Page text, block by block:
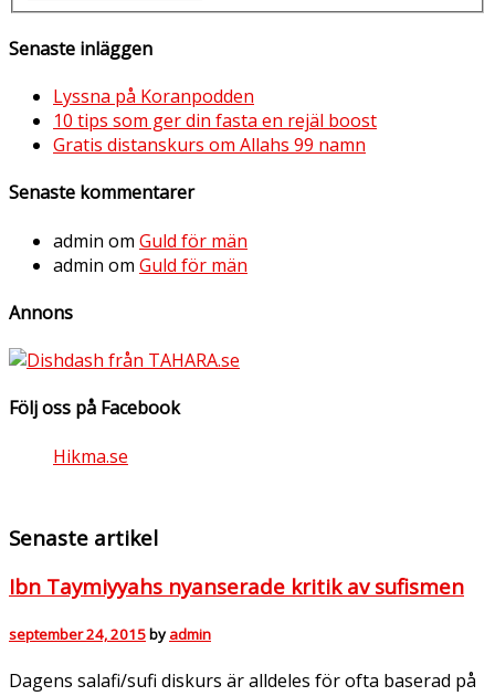
Senaste inläggen
Lyssna på Koranpodden
10 tips som ger din fasta en rejäl boost
Gratis distanskurs om Allahs 99 namn
Senaste kommentarer
admin om Guld för män
admin om Guld för män
Annons
Följ oss på Facebook
Hikma.se
Senaste artikel
Ibn Taymiyyahs nyanserade kritik av sufismen
september 24, 2015byadmin
Dagens salafi/sufi diskurs är alldeles för ofta baserad på